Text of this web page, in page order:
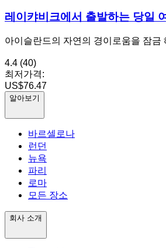
레이캬비크에서 출발하는 당일
아이슬란드의 자연의 경이로움을 잠금
4.4 (40)
최저가격:
US$76.47
알아보기
바르셀로나
런던
뉴욕
파리
로마
모든 장소
회사 소개